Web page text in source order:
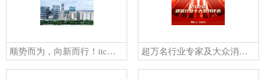
顺势而为，向新而行！itc保伦股份紧跟广东省高质量发展大会部署抢抓发展新机遇 超万名行业专家及大众消费者高票支持！itc强势登榜“2026中国会议系统/设备十大品牌”→